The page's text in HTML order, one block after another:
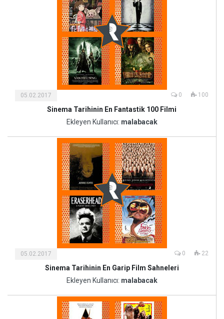
05.02.2017 0 100
Sinema Tarihinin En Fantastik 100 Filmi
Ekleyen Kullanıcı: malabacak
05.02.2017 0 22
Sinema Tarihinin En Garip Film Sahneleri
Ekleyen Kullanıcı: malabacak